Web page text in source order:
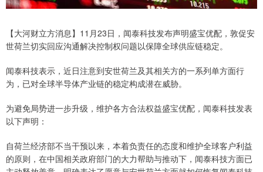
【大河财立方消息】11月23日，闻泰科技发布声明盛宝优配，敦促安
世荷兰切实回应沟通解决控制权问题以保障全球供应链稳定。
闻泰科技表示，近日注意到安世荷兰及其相关方的一系列单方面行
为，已对全球半导体产业链的稳定构成潜在威胁。
为避免局势进一步升级，维护各方合法权益盛宝优配，闻泰科技发表
以下声明：
自荷兰经济部不当干预以来，本着负责任的态度和维护全球客户利益
的原则，在中国相关政府部门的大力帮助与推动下，闻泰科技方面已